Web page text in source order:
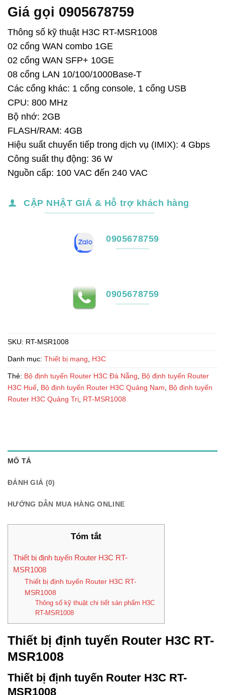
Giá gọi 0905678759
Thông số kỹ thuật H3C RT-MSR1008
02 cổng WAN combo 1GE
02 cổng WAN SFP+ 10GE
08 cổng LAN 10/100/1000Base-T
Các cổng khác: 1 cổng console, 1 cổng USB
CPU: 800 MHz
Bộ nhớ: 2GB
FLASH/RAM: 4GB
Hiệu suất chuyển tiếp trong dịch vụ (IMIX): 4 Gbps
Công suất thụ động: 36 W
Nguồn cấp: 100 VAC đến 240 VAC
CẬP NHẬT GIÁ & Hỗ trợ khách hàng
0905678759
0905678759
SKU: RT-MSR1008
Danh mục: Thiết bị mạng, H3C
Thẻ: Bộ định tuyến Router H3C Đà Nẵng, Bộ định tuyến Router
H3C Huế, Bộ định tuyến Router H3C Quảng Nam, Bộ định tuyến
Router H3C Quảng Trị, RT-MSR1008
MÔ TẢ
ĐÁNH GIÁ (0)
HƯỚNG DẪN MUA HÀNG ONLINE
Tóm tắt
Thiết bị định tuyến Router H3C RT-
MSR1008
Thiết bị định tuyến Router H3C RT-
MSR1008
Thông số kỹ thuật chi tiết sản phẩm H3C
RT-MSR1008
Thiết bị định tuyến Router H3C RT-
MSR1008
Thiết bị định tuyến Router H3C RT-
MSR1008